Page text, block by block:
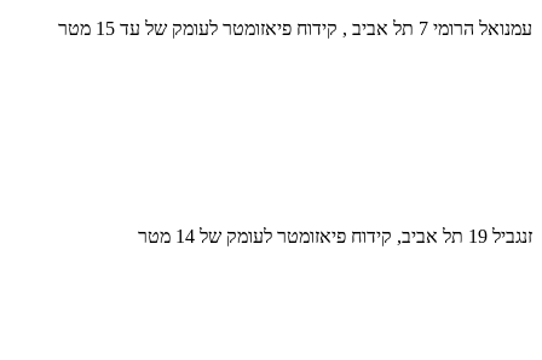
עמנואל הרומי 7 תל אביב , קידוח פיאזומטר לעומק של עד 15 מטר
זנגביל 19 תל אביב, קידוח פיאזומטר לעומק של 14 מטר